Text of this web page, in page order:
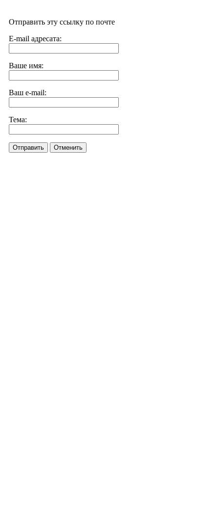
Отправить эту ссылку по почте
E-mail адресата:
Ваше имя:
Ваш e-mail:
Тема:
Отправить Отменить